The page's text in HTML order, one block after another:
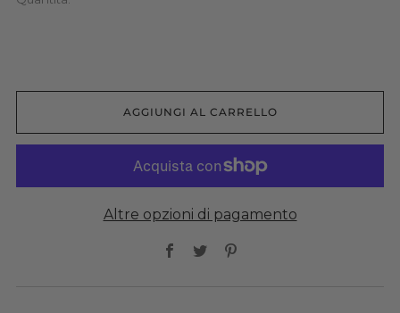
listino
AGGIUNGI AL CARRELLO
Altre opzioni di pagamento
Facebook
Twitter